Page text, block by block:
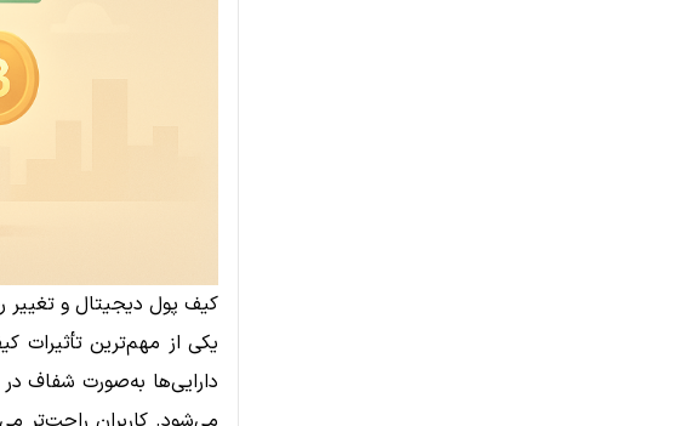
کیف پول دیجیتال و تغییر
یکی از مهم‌ترین تأثیرات
دارایی‌ها به‌صورت شفاف